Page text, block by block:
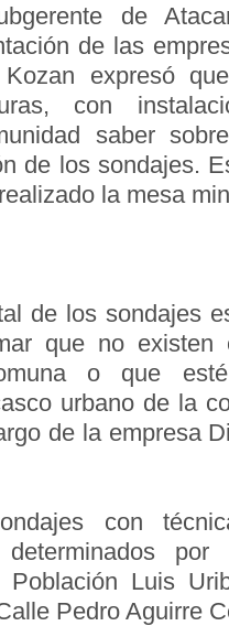
de
de las
expresó
con
saber
de los sondajes.
la mesa
de los sondajes
que no existen
o que
urbano de la
de la empresa
con
determinados
Población Luis
Pedro Aguirre